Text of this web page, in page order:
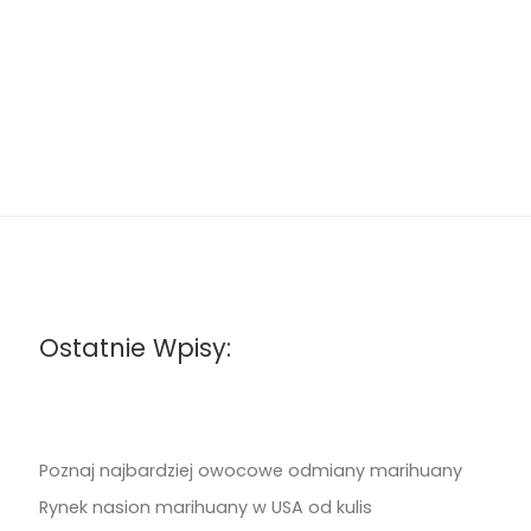
Ostatnie Wpisy:
Poznaj najbardziej owocowe odmiany marihuany
Rynek nasion marihuany w USA od kulis